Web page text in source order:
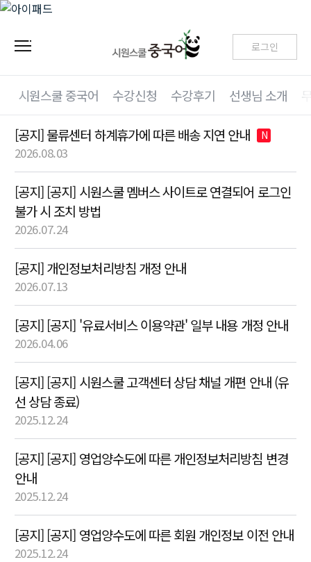
로그인
시원스쿨 중국어 수강신청 수강후기 선생님 소개
[공지] 물류센터 하계휴가에 따른 배송 지연 안내 N
2026.08.03
[공지] [공지] 시원스쿨 멤버스 사이트로 연결되어 로그인
불가 시 조치 방법
2026.07.24
[공지] 개인정보처리방침 개정 안내
2026.07.13
[공지] [공지] '유료서비스 이용약관' 일부 내용 개정 안내
2026.04.06
[공지] [공지] 시원스쿨 고객센터 상담 채널 개편 안내 (유
선 상담 종료)
2025.12.24
[공지] [공지] 영업양수도에 따른 개인정보처리방침 변경
안내
2025.12.24
[공지] [공지] 영업양수도에 따른 회원 개인정보 이전 안내
2025.12.24